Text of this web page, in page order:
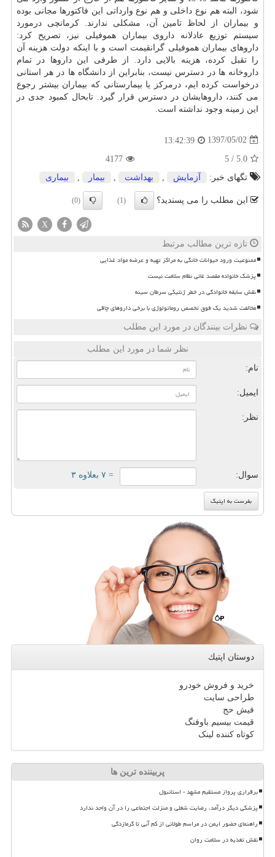
شود، البته هم نوع داخلی و هم نوع وارداتی این فاكتورها مجانی بوده
و بیماران از لحاظ تامین آن، مشكلی ندارند. كرمانچی درمورد
سیستم توزیع عادلانه داروی بیماران هموفیلی نیز، تصریح كرد:
داروهای بیماران هموفیلی گرانقیمت است و با اینكه دولت هزینه آن
را تقبل كرده، هزینه بالایی دارد. از طرفی این داروها در تمام
داروخانه ها در دسترس نیست، بنابراین از دانشگاه ها در هر استانی
درخواست كرده ایم، درمركز یا بیمارستانی كه بیماران بیشتر رجوع
می كنند، داروهایشان در دسترس قرار گیرد. تابحال كمبود جدی در
این زمینه وجود نداشته است.
1397/05/02
13:42:39
5.0
/
5
4177
تگهای خبر:
آزمایش بهداشت بیمار بیماری
این مطلب را می پسندید؟ (1)
(0)
X
تازه ترین مطالب مرتبط
ممنوعیت ورود حیوانات خانگی به مراکز تهیه و عرضه مواد غذایی
پزشک خانواده مقصد غائی نظام سلامت نیست
نقش سابقه خانوادگی در خطر ژنتیکی سرطان سینه
مخالفت شدید یک فوق تخصص روماتولوژی با برخی داروهای چاقی
نظرات بینندگان در مورد این مطلب
نظر شما در مورد این مطلب
نام:
ایمیل:
نظر:
سوال: = ۷ بعلاوه ۳
دوستان اپتیك
خرید و فروش خودرو
طراحی سایت
فیش حج
قیمت بیسیم باوفنگ
کوتاه کننده لینک
پربیننده ترین ها
برقراری پرواز مستقیم مشهد - استانبول
پزشکی دیگر درآمد، رضایت شغلی و منزلت اجتماعی را در آن واحد ندارد
راهنمای حضور ایمن در مراسم طولانی از کم آبی تا گرمازدگی
نقش تغذیه در سلامت روان